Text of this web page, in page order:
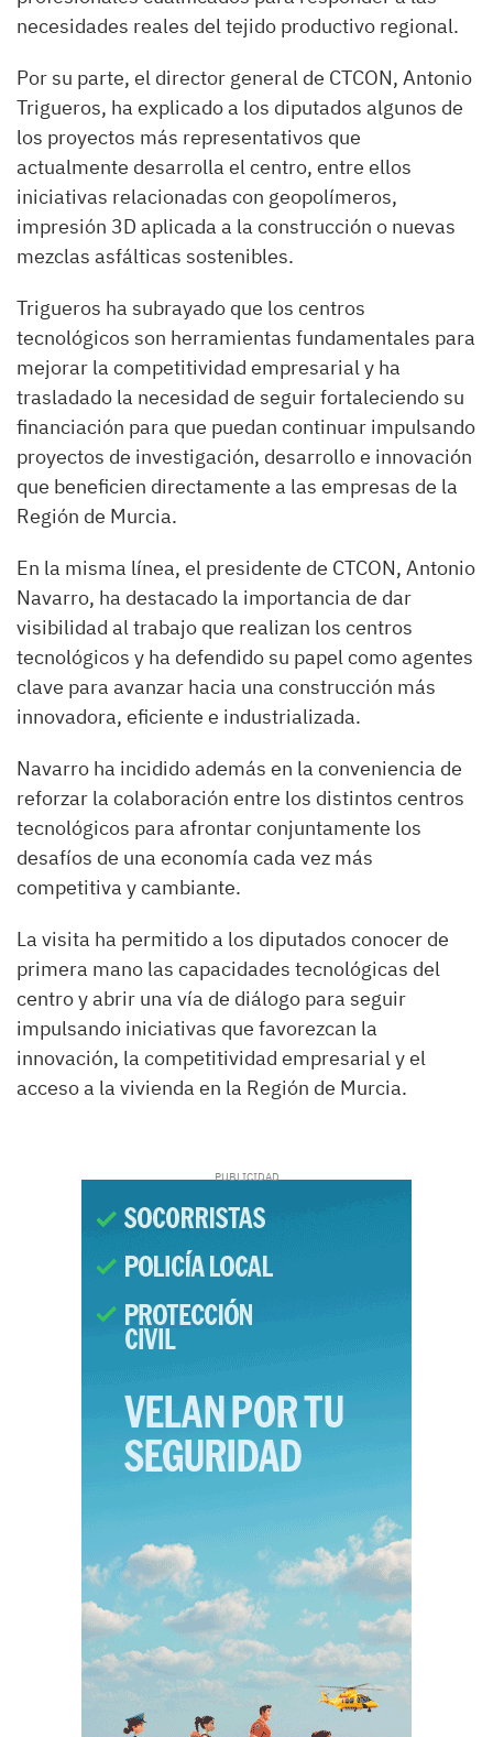
necesidades reales del tejido productivo regional.
Por su parte, el director general de CTCON, Antonio
Trigueros, ha explicado a los diputados algunos de
los proyectos más representativos que
actualmente desarrolla el centro, entre ellos
iniciativas relacionadas con geopolímeros,
impresión 3D aplicada a la construcción o nuevas
mezclas asfálticas sostenibles.
Trigueros ha subrayado que los centros
tecnológicos son herramientas fundamentales para
mejorar la competitividad empresarial y ha
trasladado la necesidad de seguir fortaleciendo su
financiación para que puedan continuar impulsando
proyectos de investigación, desarrollo e innovación
que beneficien directamente a las empresas de la
Región de Murcia.
En la misma línea, el presidente de CTCON, Antonio
Navarro, ha destacado la importancia de dar
visibilidad al trabajo que realizan los centros
tecnológicos y ha defendido su papel como agentes
clave para avanzar hacia una construcción más
innovadora, eficiente e industrializada.
Navarro ha incidido además en la conveniencia de
reforzar la colaboración entre los distintos centros
tecnológicos para afrontar conjuntamente los
desafíos de una economía cada vez más
competitiva y cambiante.
La visita ha permitido a los diputados conocer de
primera mano las capacidades tecnológicas del
centro y abrir una vía de diálogo para seguir
impulsando iniciativas que favorezcan la
innovación, la competitividad empresarial y el
acceso a la vivienda en la Región de Murcia.